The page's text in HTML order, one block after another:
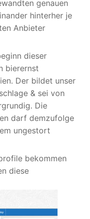
genauen
hinterher je
Anbieter
dieser
bierernst
Der bildet unser
& sei von
Die
darf demzufolge
ungestort
bekommen
diese